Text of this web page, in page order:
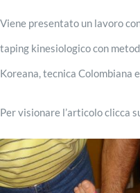
Viene presentato un lavoro
taping kinesiologico con
Koreana, tecnica Colombiana
Per visionare l’articolo clicca